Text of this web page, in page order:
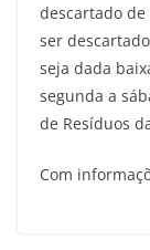
descartado
ser
seja dada
segunda a
de Resíduos
Com